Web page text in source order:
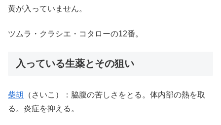
黄が入っていません。
ツムラ・クラシエ・コタローの12番。
入っている生薬とその狙い
柴胡
（さいこ）：脇腹の苦しさをとる。体内部の熱を取
る。炎症を抑える。